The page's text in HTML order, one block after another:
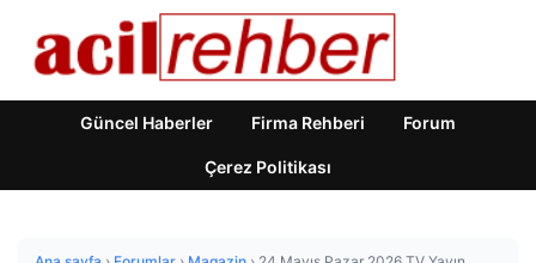
Güncel Haberler Firma Rehberi Forum
Çerez Politikası